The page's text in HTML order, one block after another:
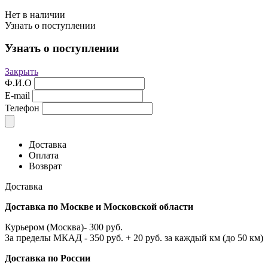
Нет в наличии
Узнать о поступлении
Узнать о поступлении
Закрыть
Ф.И.О
E-mail
Телефон
Доставка
Оплата
Возврат
Доставка
Доставка по Москве и Московской области
Курьером (Москва)- 300 руб.
За пределы МКАД - 350 руб. + 20 руб. за каждый км (до 50 км)
Доставка по России